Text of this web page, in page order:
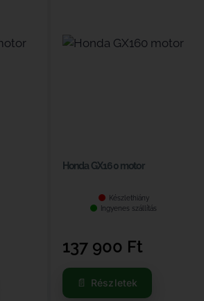
Honda GX160 motor
Készlethiány
Ingyenes szállítás
137 900 Ft
Részletek